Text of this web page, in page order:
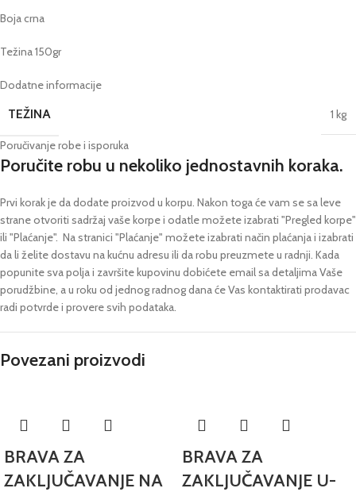
Boja crna
Težina 150gr
Dodatne informacije
TEŽINA 1 kg
Poručivanje robe i isporuka
Poručite robu u nekoliko jednostavnih koraka.
Prvi korak je da dodate proizvod u korpu. Nakon toga će vam se sa leve
strane otvoriti sadržaj vaše korpe i odatle možete izabrati "Pregled korpe"
ili "Plaćanje". Na stranici "Plaćanje" možete izabrati način plaćanja i izabrati
da li želite dostavu na kućnu adresu ili da robu preuzmete u radnji. Kada
popunite sva polja i završite kupovinu dobićete email sa detaljima Vaše
porudžbine, a u roku od jednog radnog dana će Vas kontaktirati prodavac
radi potvrde i provere svih podataka.
Povezani proizvodi
BRAVA ZA
ZAKLJUČAVANJE NA
BRAVA ZA
ZAKLJUČAVANJE U-